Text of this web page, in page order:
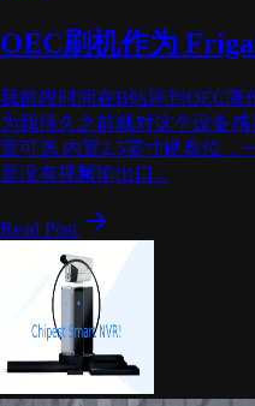
OEC刷机作为
我前段时间在B站刷到OEC降
为我很久之前就对这个设备感
置可选 内置2.5英寸硬盘位，
是没有视频输出口...
Read Post